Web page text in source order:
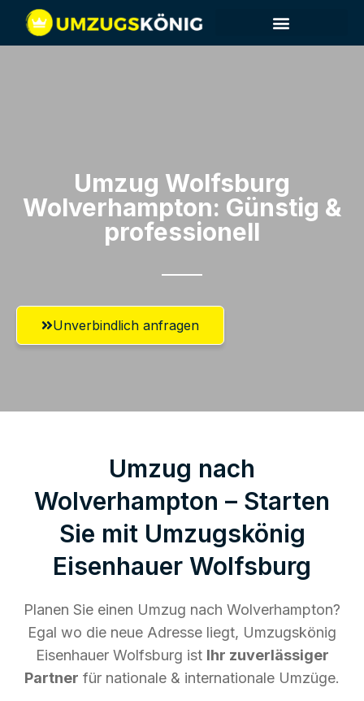
Umzug Wolfsburg​
Wolverhampton: Günstig &
professionell​
Unverbindlich anfragen
Umzug nach
Wolverhampton – Starten
Sie mit Umzugskönig
Eisenhauer Wolfsburg
Planen Sie einen Umzug nach Wolverhampton?
Egal wo die neue Adresse liegt, Umzugskönig
Eisenhauer Wolfsburg ist Ihr zuverlässiger
Partner für nationale & internationale Umzüge.